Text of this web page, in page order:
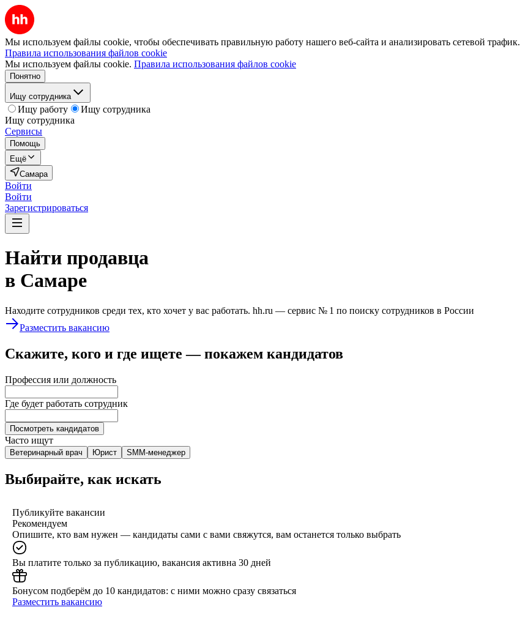
Мы используем файлы cookie, чтобы обеспечивать правильную работу нашего веб-сайта и анализировать сетевой трафик.
Правила использования файлов cookie
Мы используем файлы cookie. Правила использования файлов cookie
Понятно
Ищу сотрудника
Ищу работу
Ищу сотрудника
Ищу сотрудника
Сервисы
Помощь
Ещё
Самара
Войти
Войти
Зарегистрироваться
Найти продавца
в Самаре
Находите сотрудников среди тех, кто хочет у вас работать. hh.ru — сервис № 1 по поиску сотрудников в России
Разместить вакансию
Скажите, кого и где ищете — покажем кандидатов
Профессия или должность
Где будет работать сотрудник
Посмотреть кандидатов
Часто ищут
Ветеринарный врач Юрист SMM-менеджер
Выбирайте, как искать
Публикуйте вакансии
Рекомендуем
Опишите, кто вам нужен — кандидаты сами с вами свяжутся, вам останется только выбрать
Вы платите только за публикацию, вакансия активна 30 дней
Бонусом подберём до 10 кандидатов: с ними можно сразу связаться
Разместить вакансию